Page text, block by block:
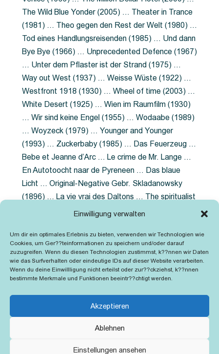
Einwilligung verwalten
Um dir ein optimales Erlebnis zu bieten, verwenden wir Technologien wie
Cookies, um Ger??teinformationen zu speichern und/oder darauf
zuzugreifen. Wenn du diesen Technologien zustimmst, k??nnen wir Daten
wie das Surfverhalten oder eindeutige IDs auf dieser Website verarbeiten.
Wenn du deine Einwillligung nicht erteilst oder zur??ckziehst, k??nnen
bestimmte Merkmale und Funktionen beeintr??chtigt werden.
Akzeptieren
Ablehnen
Einstellungen ansehen
The Wild Blue Yonder (2005) … Theater in Trance
(1981) … Theo gegen den Rest der Welt (1980) …
Tod eines Handlungsreisenden (1985) … Und dann
Bye Bye (1966) … Unprecedented Defence (1967)
… Unter dem Pflaster ist der Strand (1975) …
Way out West (1937) … Weisse Wüste (1922) …
Westfront 1918 (1930) … Wheel of time (2003) …
White Desert (1925) … Wien im Raumfilm (1930)
… Wir sind keine Engel (1955) … Wodaabe (1989)
… Woyzeck (1979) … Younger and Younger
(1993) … Zuckerbaby (1985) … Das Feuerzeug …
Bebe et Jeanne d’Arc … Le crime de Mr. Lange …
En Autotoocht naar de Pyreneen … Das blaue
Licht … Original-Negative Gebr. Skladanowsky
(1896) … La vie vrai des Daltons … The spiritualist
photographer … Feuer im Fjord … The Song of the
Grubenlampe … Tolstoy … Grün ist die Heide …
Lady Hamilton … Mütter verzaget nicht …
Ruttmann Werbefilme